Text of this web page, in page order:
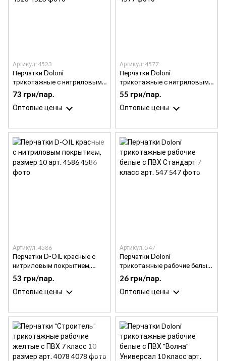
Артикул: 4523
Перчатки Doloni
трикотажные с нитриловым
покрытием, желтый, размер
10 арт. 4523
73 грн/пар.
Оптовые цены
Артикул: 4577
Перчатки Doloni
трикотажные с нитриловым
покрытием, серый, размер
10, арт. 4577
55 грн/пар.
Оптовые цены
Артикул: 4586
Перчатки D-OIL красные с
нитриловым покрытием,
размер 10 арт. 4586
53 грн/пар.
Оптовые цены
Артикул: 547
Перчатки Doloni
трикотажные рабочие белые
с ПВХ Стандарт 7 класс арт.
547
26 грн/пар.
Оптовые цены